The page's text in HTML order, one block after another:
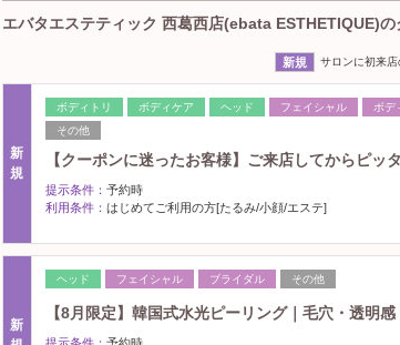
エバタエステティック 西葛西店(ebata ESTHETIQUE)の
新規 サロンに初来店
新
規
ボディトリ ボディケア ヘッド フェイシャル ボデ
その他
【クーポンに迷ったお客様】ご来店してからピッ
提示条件： 予約時
利用条件： はじめてご利用の方[たるみ/小顔/エステ]
新
ヘッド フェイシャル ブライダル その他
【8月限定】韓国式水光ピーリング｜毛穴・透明
提示条件： 予約時